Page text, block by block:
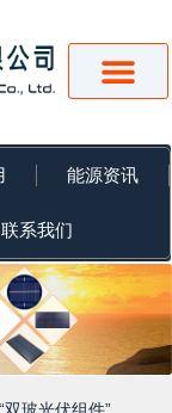
能源资讯
联系我们